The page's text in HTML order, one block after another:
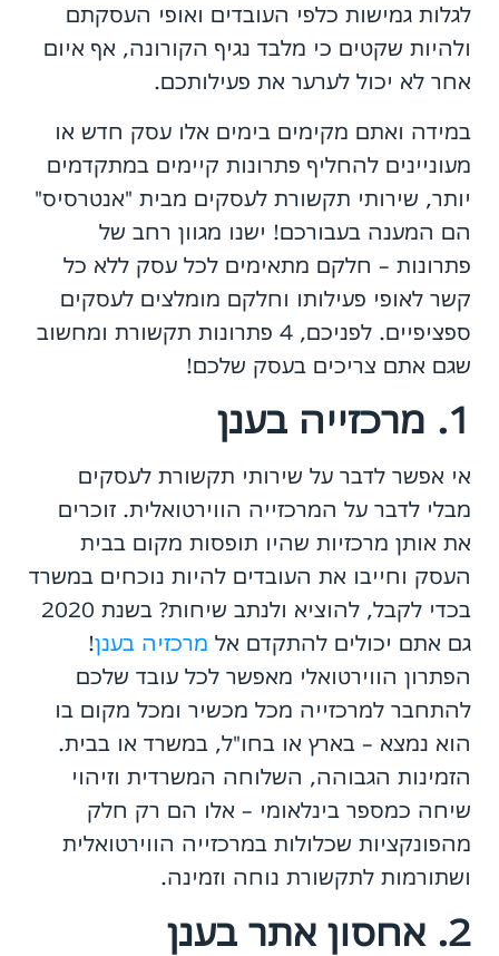
לגלות גמישות כלפי העובדים ואופי העסקתם
ולהיות שקטים כי מלבד נגיף הקורונה, אף איום
אחר לא יכול לערער את פעילותכם.
במידה ואתם מקימים בימים אלו עסק חדש או
מעוניינים להחליף פתרונות קיימים במתקדמים
יותר, שירותי תקשורת לעסקים מבית "אנטרסיס"
הם המענה בעבורכם! ישנו מגוון רחב של
פתרונות – חלקם מתאימים לכל עסק ללא כל
קשר לאופי פעילותו וחלקם מומלצים לעסקים
ספציפיים. לפניכם, 4 פתרונות תקשורת ומחשוב
שגם אתם צריכים בעסק שלכם!
1. מרכזייה בענן
אי אפשר לדבר על שירותי תקשורת לעסקים
מבלי לדבר על המרכזייה הווירטואלית. זוכרים
את אותן מרכזיות שהיו תופסות מקום בבית
העסק וחייבו את העובדים להיות נוכחים במשרד
בכדי לקבל, להוציא ולנתב שיחות? בשנת 2020
גם אתם יכולים להתקדם אל מרכזיה בענן!
הפתרון הווירטואלי מאפשר לכל עובד שלכם
להתחבר למרכזייה מכל מכשיר ומכל מקום בו
הוא נמצא – בארץ או בחו"ל, במשרד או בבית.
הזמינות הגבוהה, השלוחה המשרדית וזיהוי
שיחה כמספר בינלאומי – אלו הם רק חלק
מהפונקציות שכלולות במרכזייה הווירטואלית
ושתורמות לתקשורת נוחה וזמינה.
2. אחסון אתר בענן